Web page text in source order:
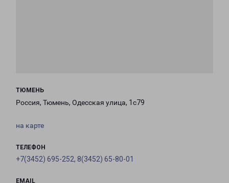
ТЮМЕНЬ
Россия, Тюмень, Одесская улица, 1с79
на карте
ТЕЛЕФОН
+7(3452) 695-252, 8(3452) 65-80-01
EMAIL